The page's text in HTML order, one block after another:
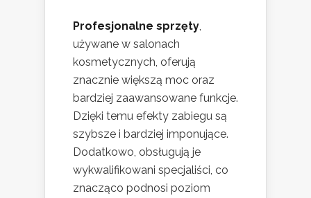
Profesjonalne sprzęty,
używane w salonach
kosmetycznych, oferują
znacznie większą moc oraz
bardziej zaawansowane funkcje.
Dzięki temu efekty zabiegu są
szybsze i bardziej imponujące.
Dodatkowo, obsługują je
wykwalifikowani specjaliści, co
znacząco podnosi poziom